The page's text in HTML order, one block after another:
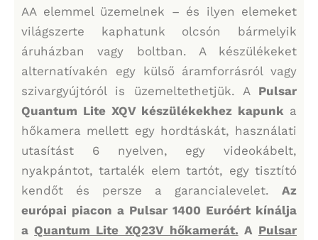
AA elemmel üzemelnek – és ilyen elemeket
világszerte kaphatunk olcsón bármelyik
áruházban vagy boltban. A készülékeket
alternatívakén egy külső áramforrásról vagy
szivargyújtóról is üzemeltethetjük. A Pulsar
Quantum Lite XQV készülékekhez kapunk a
hőkamera mellett egy hordtáskát, használati
utasítást 6 nyelven, egy videokábelt,
nyakpántot, tartalék elem tartót, egy tisztító
kendőt és persze a garancialevelet. Az
európai piacon a Pulsar 1400 Euróért kínálja
aQuantum Lite XQ23V hőkamerát. A Pulsar